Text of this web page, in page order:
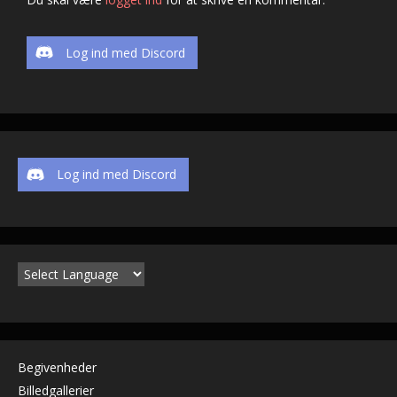
Log ind med Discord
Log ind med Discord
Begivenheder
Billedgallerier